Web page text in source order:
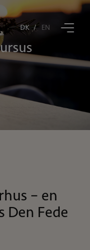
DK EN
– en
Den Fede